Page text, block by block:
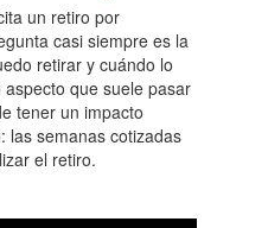
un retiro por
casi siempre es la
retirar y cuándo lo
que suele pasar
tener un impacto
las semanas cotizadas
el retiro.